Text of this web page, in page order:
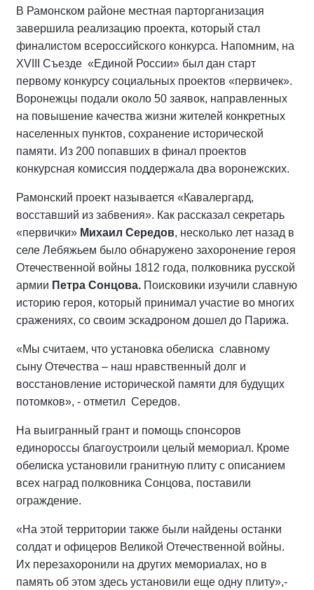
В Рамонском районе местная парторганизация
завершила реализацию проекта, который стал
финалистом всероссийского конкурса. Напомним, на
XVIII Съезде «Единой России» был дан старт
первому конкурсу социальных проектов «первичек».
Воронежцы подали около 50 заявок, направленных
на повышение качества жизни жителей конкретных
населенных пунктов, сохранение исторической
памяти. Из 200 попавших в финал проектов
конкурсная комиссия поддержала два воронежских.
Рамонский проект называется «Кавалергард,
восставший из забвения». Как рассказал секретарь
«первички» Михаил Середов, несколько лет назад в
селе Лебяжьем было обнаружено захоронение героя
Отечественной войны 1812 года, полковника русской
армии Петра Сонцова. Поисковики изучили славную
историю героя, который принимал участие во многих
сражениях, со своим эскадроном дошел до Парижа.
«Мы считаем, что установка обелиска славному
сыну Отечества – наш нравственный долг и
восстановление исторической памяти для будущих
потомков», - отметил Середов.
На выигранный грант и помощь спонсоров
единороссы благоустроили целый мемориал. Кроме
обелиска установили гранитную плиту с описанием
всех наград полковника Сонцова, поставили
ограждение.
«На этой территории также были найдены останки
солдат и офицеров Великой Отечественной войны.
Их перезахоронили на других мемориалах, но в
память об этом здесь установили еще одну плиту»,-